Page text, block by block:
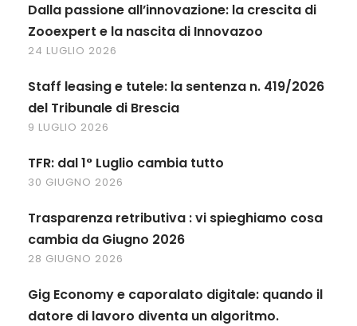
Dalla passione all’innovazione: la crescita di
Zooexpert e la nascita di Innovazoo
24 LUGLIO 2026
Staff leasing e tutele: la sentenza n. 419/2026
del Tribunale di Brescia
9 LUGLIO 2026
TFR: dal 1° Luglio cambia tutto
30 GIUGNO 2026
Trasparenza retributiva : vi spieghiamo cosa
cambia da Giugno 2026
28 GIUGNO 2026
Gig Economy e caporalato digitale: quando il
datore di lavoro diventa un algoritmo.